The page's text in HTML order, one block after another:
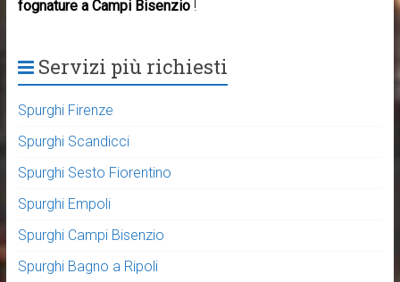
fognature a Campi Bisenzio !
Servizi più richiesti
Spurghi Firenze
Spurghi Scandicci
Spurghi Sesto Fiorentino
Spurghi Empoli
Spurghi Campi Bisenzio
Spurghi Bagno a Ripoli